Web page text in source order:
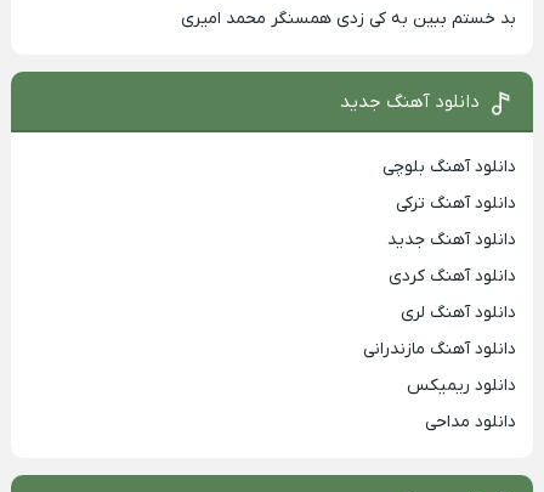
بد خستم ببین به کی زدی همسنگر محمد امیری
دانلود آهنگ جدید
دانلود آهنگ بلوچی
دانلود آهنگ ترکی
دانلود آهنگ جدید
دانلود آهنگ کردی
دانلود آهنگ لری
دانلود آهنگ مازندرانی
دانلود ریمیکس
دانلود مداحی